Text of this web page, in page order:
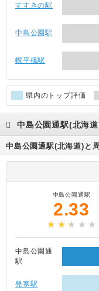
すすきの駅
中島公園駅
幌平橋駅
県内のトップ評価
中島公園通駅(北海
中島公園通駅(北海道)と
中島公園通駅
2.33
中島公園通
駅
発寒駅